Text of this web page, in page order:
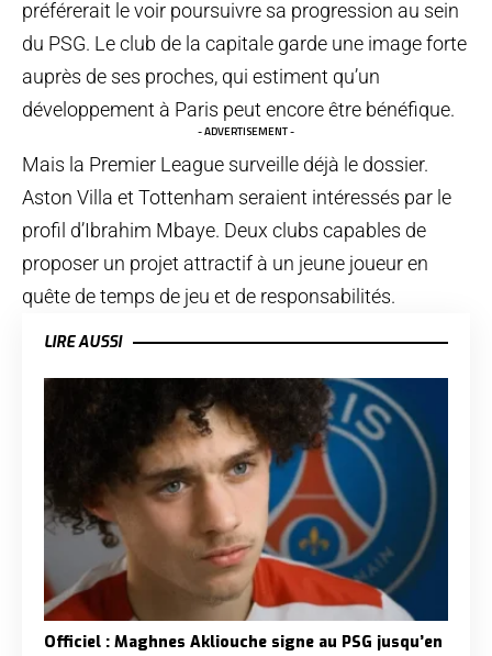
préférerait le voir poursuivre sa progression au sein
du PSG. Le club de la capitale garde une image forte
auprès de ses proches, qui estiment qu’un
développement à Paris peut encore être bénéfique.
- ADVERTISEMENT -
Mais la Premier League surveille déjà le dossier.
Aston Villa et Tottenham seraient intéressés par le
profil d’Ibrahim Mbaye. Deux clubs capables de
proposer un projet attractif à un jeune joueur en
quête de temps de jeu et de responsabilités.
LIRE AUSSI
Officiel : Maghnes Akliouche signe au PSG jusqu’en